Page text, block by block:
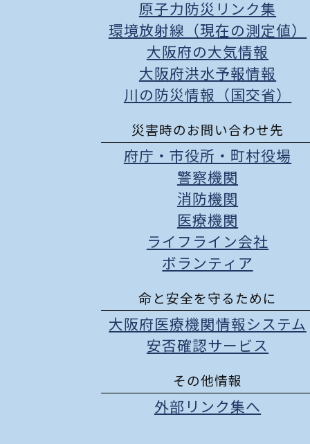
原子力防災リンク集
環境放射線（現在の測定値）
大阪府の大気情報
大阪府洪水予報情報
川の防災情報（国交省）
災害時のお問い合わせ先
府庁 ・ 市役所 ・ 町村役場
警察機関
消防機関
医療機関
ライフライン会社
ボランティア
命と安全を守るために
大阪府医療機関情報システム
安否確認サービス
その他情報
外部リンク集へ